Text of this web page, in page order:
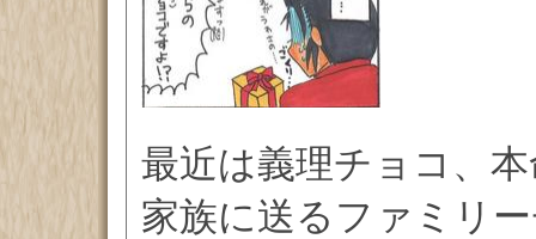
最近は義理チョコ、
家族に送るファミリ